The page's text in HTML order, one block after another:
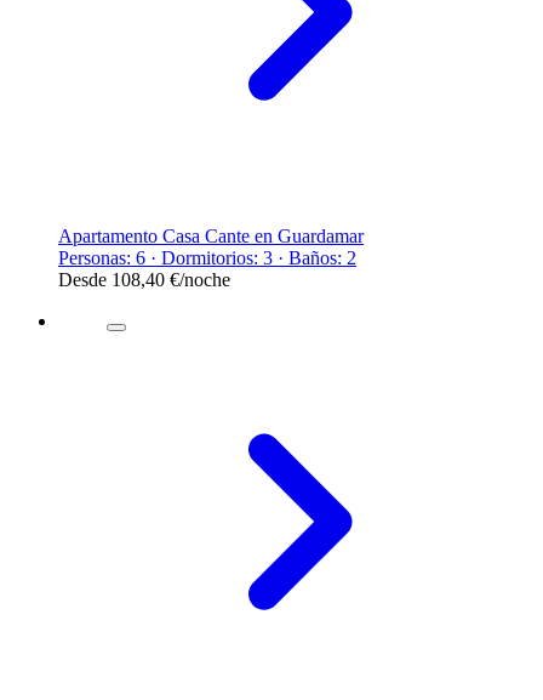
Apartamento Casa Cante en Guardamar
Personas: 6 · Dormitorios: 3 · Baños: 2
Desde 108,40 €/noche